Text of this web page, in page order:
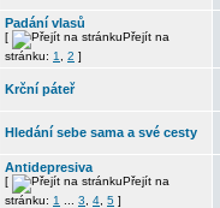
Padání vlasů
[
Přejít na
stránku: 1 2 ]
Krční páteř
Hledání sebe sama a své cesty
Antidepresiva
[
Přejít na
stránku: 1 3 4 5 ]